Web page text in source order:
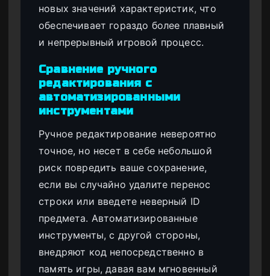
новых значений характеристик, что
обеспечивает гораздо более плавный
и непрерывный игровой процесс.
Сравнение ручного
редактирования с
автоматизированными
инструментами
Ручное редактирование невероятно
точное, но несет в себе небольшой
риск повредить ваше сохранение,
если вы случайно удалите перенос
строки или введете неверный ID
предмета. Автоматизированные
инструменты, с другой стороны,
внедряют код непосредственно в
память игры, давая вам мгновенный